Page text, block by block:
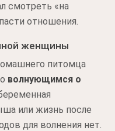
смотреть «на
отношения.
женщины
питомца
волнующимся о
или жизнь после
для волнения нет.